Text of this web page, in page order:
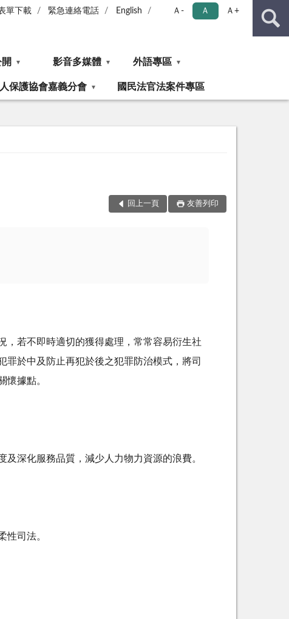
單下載 緊急連絡電話 English Ａ- Ａ Ａ+
影音多媒體 外語專區
保護協會嘉義分會 國民法官法案件專區
回上一頁 友善列印
，若不即時適切的獲得處理，常常容易衍生社
於中及防止再犯於後之犯罪防治模式，將司
懷據點。
深化服務品質，減少人力物力資源的浪費。
性司法。